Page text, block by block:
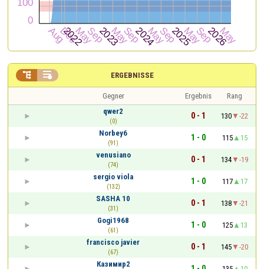
ERGEBNISSE
 
Gegner Ergebnis
Rang
qwer2
(0)
0 - 1 130
-22
Norbey6
(91)
1 - 0 115
15
venusiano
(74)
0 - 1 134
-19
sergio viola
(132)
1 - 0 117
17
SASHA 10
(31)
0 - 1 138
-21
Gogi1968
(61)
1 - 0 125
13
francisco javier
(67)
0 - 1 145
-20
Казимир2